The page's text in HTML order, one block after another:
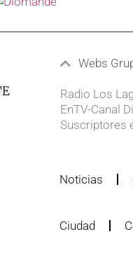
Webs
Radio Los
EnTV-Canal
Suscriptores
Noticias
Ciudad